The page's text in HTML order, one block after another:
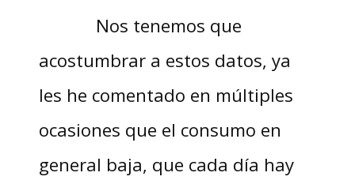
Nos tenemos que
acostumbrar a estos datos, ya
les he comentado en múltiples
ocasiones que el consumo en
general baja, que cada día hay